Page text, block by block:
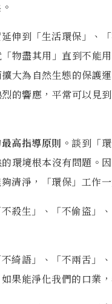
伸到「生活環保」、
物盡其用」直到不能
大為自然生態的保護
烈的響應，平常可以見
高指導原則。談到「
的環境根本沒有問題。
清淨，「環保」工作
殺生」、「不偷盜」
綺語」、「不兩舌」
果能淨化我們的口業